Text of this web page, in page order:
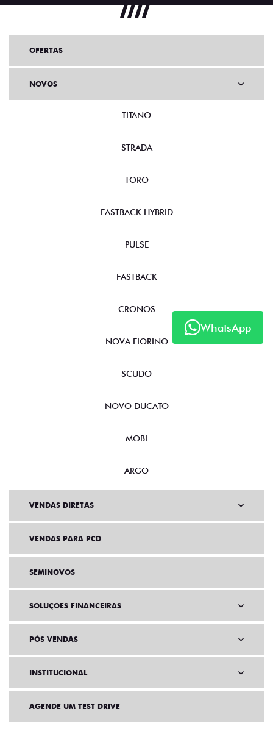
WhatsApp
OFERTAS
NOVOS
TITANO
STRADA
TORO
FASTBACK HYBRID
PULSE
FASTBACK
CRONOS
NOVA FIORINO
SCUDO
NOVO DUCATO
MOBI
ARGO
VENDAS DIRETAS
VENDAS PARA PCD
SEMINOVOS
SOLUÇÕES FINANCEIRAS
PÓS VENDAS
INSTITUCIONAL
AGENDE UM TEST DRIVE